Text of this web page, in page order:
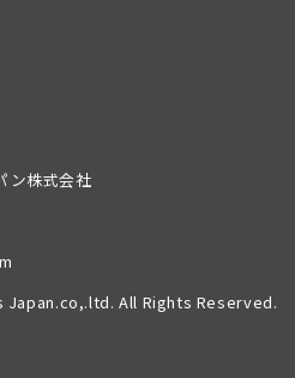
パン株式会社
All Rights Reserved.